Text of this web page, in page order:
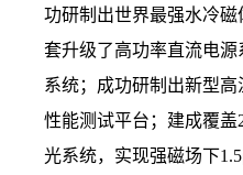
功研制出世界最强水冷磁
套升级了高功率直流电源
系统；成功研制出新型
性能测试平台；建成覆盖
光系统，实现强磁场下